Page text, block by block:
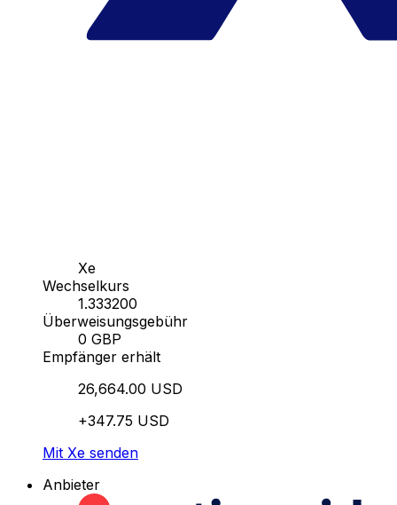
Xe
Wechselkurs
1.333200
Überweisungsgebühr
0 GBP
Empfänger erhält
26,664.00 USD
+347.75 USD
Mit Xe senden
Anbieter